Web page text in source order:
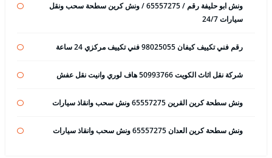
ونش ابو حليفة رقم / 65557275 / ونش كرين سطحة سحب ونقل
سيارات 24/7
رقم فني تكييف كيفان 98025055 فني تكييف مركزي 24 ساعة
شركة نقل اثاث الكويت 50993766 هاف لوري وانيت نقل عفش
ونش سطحة كرين القرين 65557275 ونش سحب وانقاذ سيارات
ونش سطحة كرين العدان 65557275 ونش سحب وانقاذ سيارات